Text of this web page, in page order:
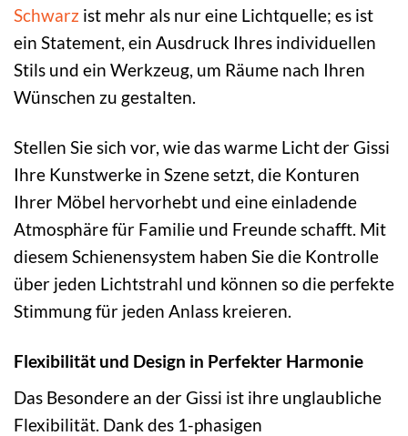
Schwarz ist mehr als nur eine Lichtquelle; es ist
ein Statement, ein Ausdruck Ihres individuellen
Stils und ein Werkzeug, um Räume nach Ihren
Wünschen zu gestalten.
Stellen Sie sich vor, wie das warme Licht der Gissi
Ihre Kunstwerke in Szene setzt, die Konturen
Ihrer Möbel hervorhebt und eine einladende
Atmosphäre für Familie und Freunde schafft. Mit
diesem Schienensystem haben Sie die Kontrolle
über jeden Lichtstrahl und können so die perfekte
Stimmung für jeden Anlass kreieren.
Flexibilität und Design in Perfekter Harmonie
Das Besondere an der Gissi ist ihre unglaubliche
Flexibilität. Dank des 1-phasigen